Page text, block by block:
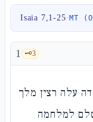
Isaia 7,1-25·MT
1 🗝️3
עלה רצין מלך
למלחמה